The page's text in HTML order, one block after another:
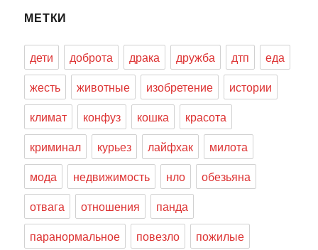
МЕТКИ
дети доброта драка дружба дтп
еда
жесть
животные изобретение
истории
климат
конфуз кошка
красота
криминал
курьез лайфхак
милота
мода
недвижимость нло
обезьяна
отвага
отношения
панда
паранормальное
повезло
пожилые